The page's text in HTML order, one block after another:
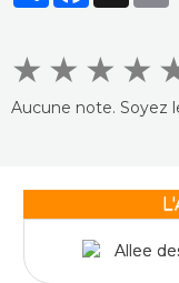
★ ★ ★ ★
Aucune note. Soyez